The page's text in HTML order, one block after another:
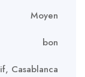
Moyen
bon
Casablanca